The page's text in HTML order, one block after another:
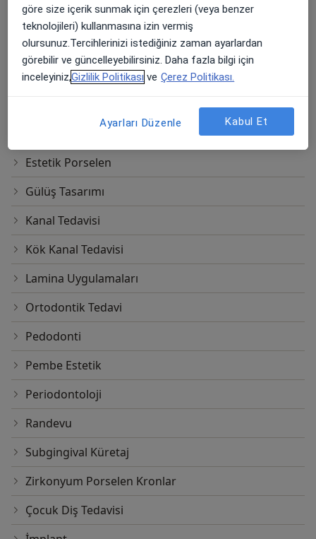
Diş Eti Estetiği
Erken Ortodontik Tedavi
Estetik Braketler
Estetik Diş Hekimliği Uygulamaları
Estetik Porselen
Gülüş Tasarımı
Kanal Tedavisi
Kök Kanal Tedavisi
Lamina Uygulamaları
Ortodontik Tedavi
Pedodonti
Pembe Estetik
Periodontoloji
Randevu
Subgingival Küretaj
Zirkonyum Porselen Kronlar
Çocuk Diş Tedavisi
göre size içerik sunmak için çerezleri (veya benzer
teknolojileri) kullanmasına izin vermiş
olursunuz.Tercihlerinizi istediğiniz zaman ayarlardan
görebilir ve güncelleyebilirsiniz. Daha fazla bilgi için
inceleyiniz,Gizlilik Politikası ve Çerez Politikası.
Ayarları Düzenle Kabul Et